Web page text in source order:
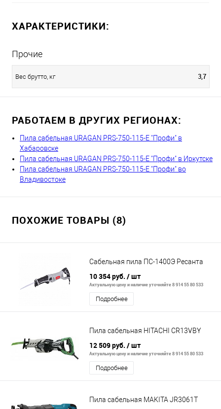
ХАРАКТЕРИСТИКИ:
Прочие
Вес брутто, кг 3,7
РАБОТАЕМ В ДРУГИХ РЕГИОНАХ:
Пила сабельная URAGAN PRS-750-115-E "Профи" в
Хабаровске
Пила сабельная URAGAN PRS-750-115-E "Профи" в Иркутске
Пила сабельная URAGAN PRS-750-115-E "Профи" во
Владивостоке
ПОХОЖИЕ ТОВАРЫ (8)
Сабельная пила ПС-1400Э Ресанта
10 354 руб. / шт
Актуальную цену и наличие уточняйте 8 914 55 80 533
Подробнее
Пила сабельная HITACHI CR13VBY
12 509 руб. / шт
Актуальную цену и наличие уточняйте 8 914 55 80 533
Подробнее
Пила сабельная MAKITA JR3061T